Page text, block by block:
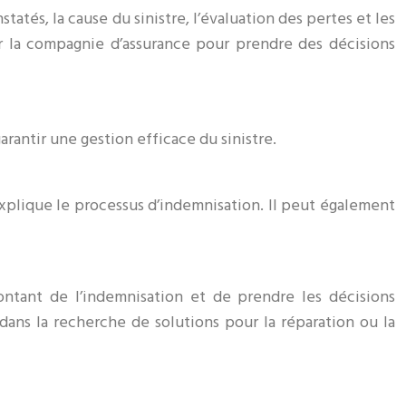
la cause du sinistre, l’évaluation des pertes et les
d’assurance pour prendre des décisions
une gestion efficace du sinistre.
le processus d’indemnisation. Il peut également
de l’indemnisation et de prendre les décisions
la recherche de solutions pour la réparation ou la